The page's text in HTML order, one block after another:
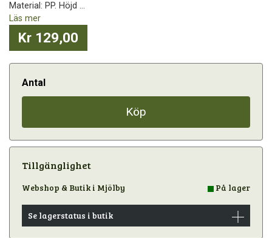
Material: PP. Höjd ...
Läs mer
Kr 129,00
Antal
Köp
Tillgänglighet
Webshop & Butik i Mjölby På lager
Se lagerstatus i butik